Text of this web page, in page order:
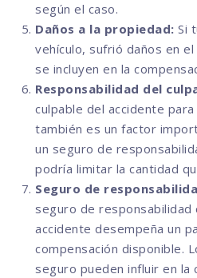
según el caso.
Daños a la propiedad: Si
vehículo, sufrió daños en
se incluyen en la
Responsabilidad del
culpable del accidente
también es un factor
un seguro de
podría limitar la cantidad
Seguro de
seguro de responsabilidad
accidente desempeña un
compensación disponible.
seguro pueden influir en la